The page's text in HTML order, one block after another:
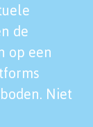
de
op een
Niet